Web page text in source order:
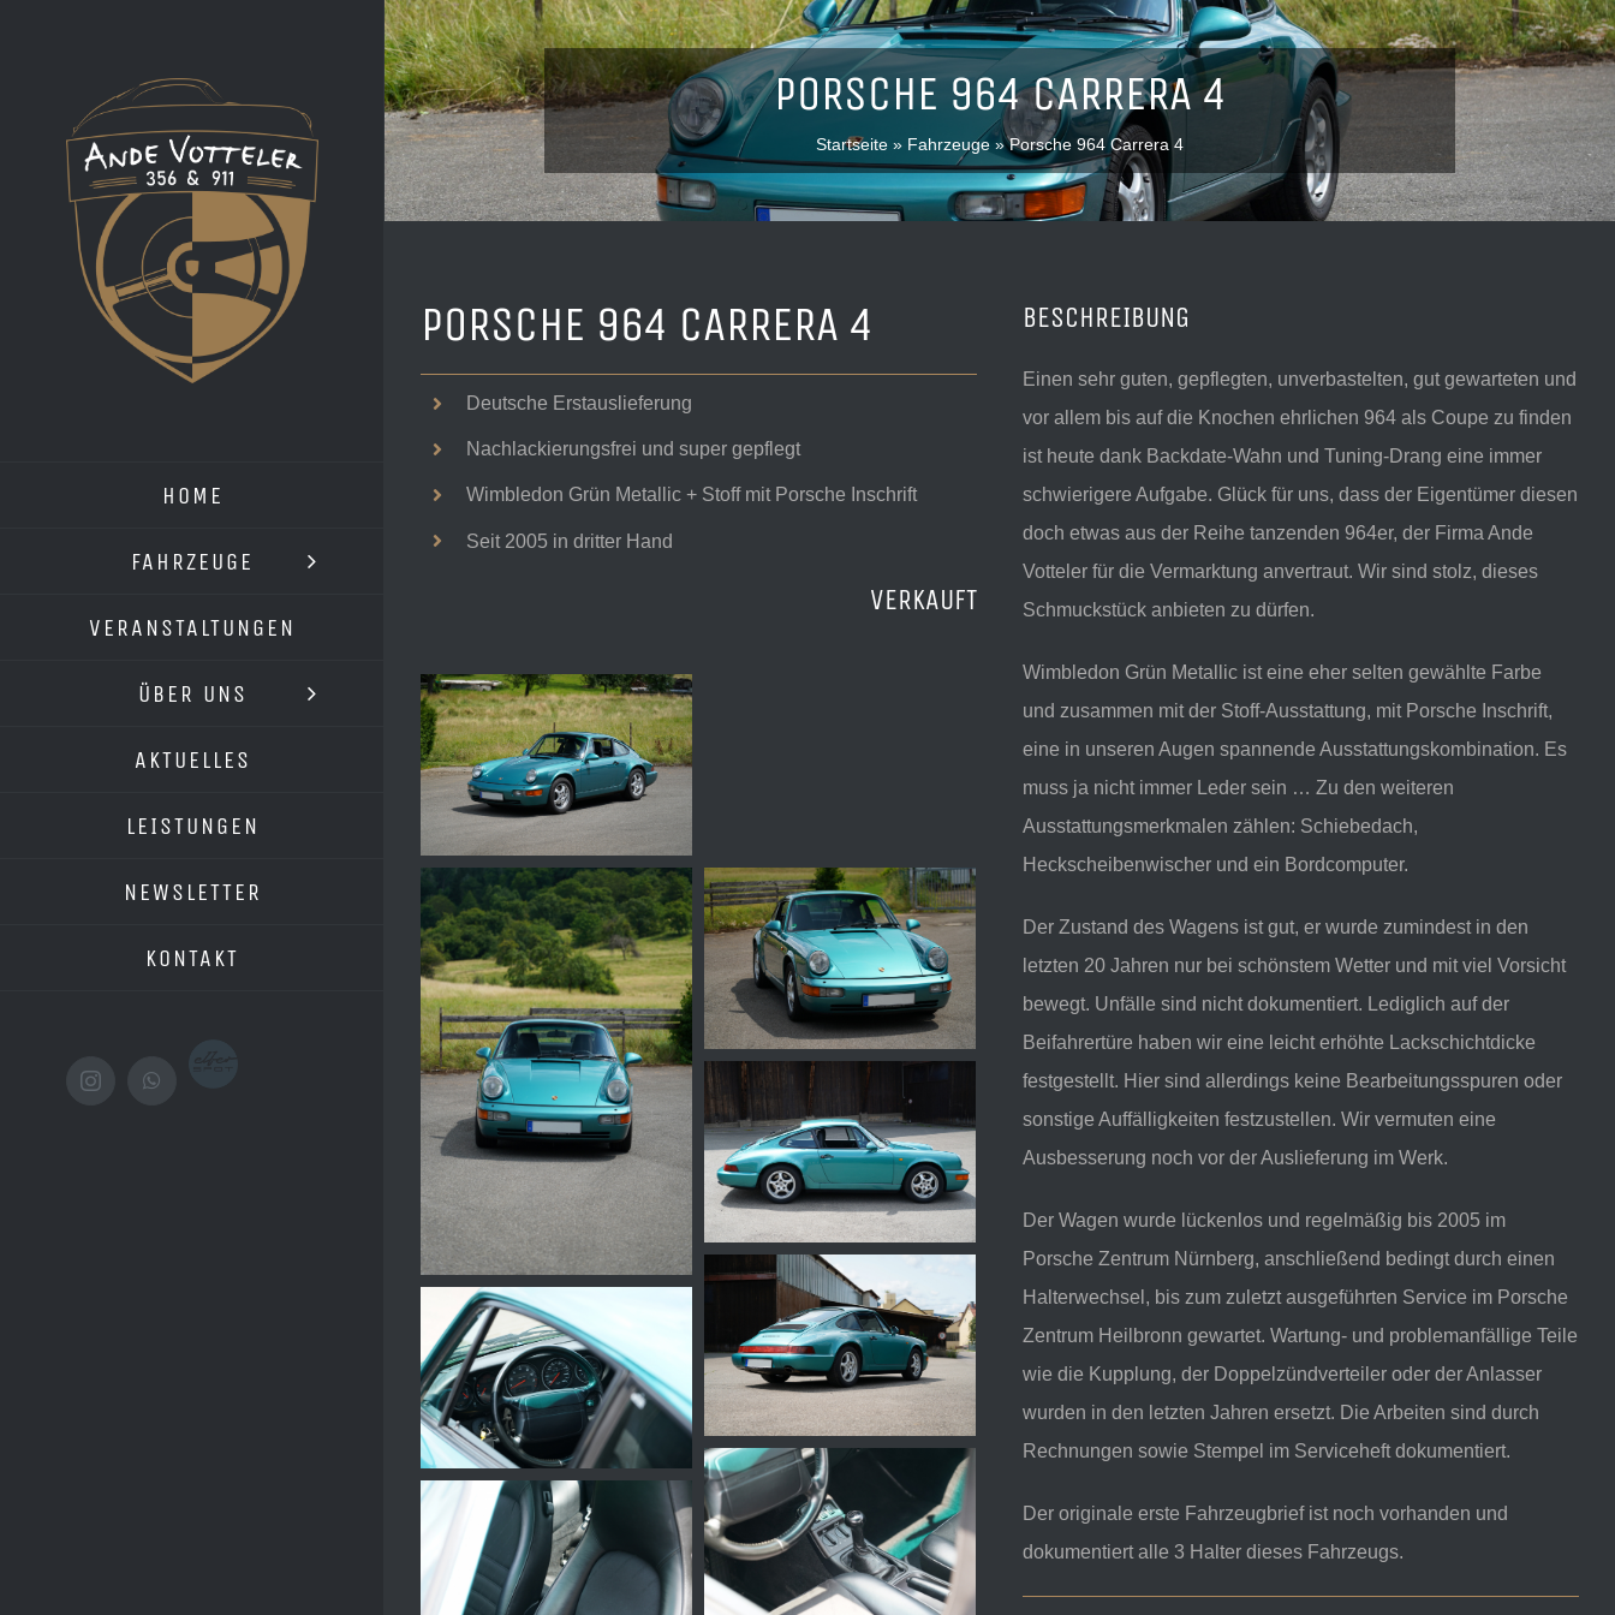
HOME
FAHRZEUGE
VERANSTALTUNGEN
ÜBER UNS
AKTUELLES
LEISTUNGEN
NEWSLETTER
KONTAKT
InstagramWhatsApp
PORSCHE 964 CARRERA 4
Startseite » Fahrzeuge »Porsche 964 Carrera 4
PORSCHE 964 CARRERA 4
Deutsche Erstauslieferung
Nachlackierungsfrei und super gepflegt
Wimbledon Grün Metallic + Stoff mit Porsche Inschrift
Seit 2005 in dritter Hand
VERKAUFT
BESCHREIBUNG
Einen sehr guten, gepflegten, unverbastelten, gut gewarteten und
vor allem bis auf die Knochen ehrlichen 964 als Coupe zu finden
ist heute dank Backdate-Wahn und Tuning-Drang eine immer
schwierigere Aufgabe. Glück für uns, dass der Eigentümer diesen
doch etwas aus der Reihe tanzenden 964er, der Firma Ande
Votteler für die Vermarktung anvertraut. Wir sind stolz, dieses
Schmuckstück anbieten zu dürfen.
Wimbledon Grün Metallic ist eine eher selten gewählte Farbe
und zusammen mit der Stoff-Ausstattung, mit Porsche Inschrift,
eine in unseren Augen spannende Ausstattungskombination. Es
muss ja nicht immer Leder sein … Zu den weiteren
Ausstattungsmerkmalen zählen: Schiebedach,
Heckscheibenwischer und ein Bordcomputer.
Der Zustand des Wagens ist gut, er wurde zumindest in den
letzten 20 Jahren nur bei schönstem Wetter und mit viel Vorsicht
bewegt. Unfälle sind nicht dokumentiert. Lediglich auf der
Beifahrertüre haben wir eine leicht erhöhte Lackschichtdicke
festgestellt. Hier sind allerdings keine Bearbeitungsspuren oder
sonstige Auffälligkeiten festzustellen. Wir vermuten eine
Ausbesserung noch vor der Auslieferung im Werk.
Der Wagen wurde lückenlos und regelmäßig bis 2005 im
Porsche Zentrum Nürnberg, anschließend bedingt durch einen
Halterwechsel, bis zum zuletzt ausgeführten Service im Porsche
Zentrum Heilbronn gewartet. Wartung- und problemanfällige Teile
wie die Kupplung, der Doppelzündverteiler oder der Anlasser
wurden in den letzten Jahren ersetzt. Die Arbeiten sind durch
Rechnungen sowie Stempel im Serviceheft dokumentiert.
Der originale erste Fahrzeugbrief ist noch vorhanden und
dokumentiert alle 3 Halter dieses Fahrzeugs.